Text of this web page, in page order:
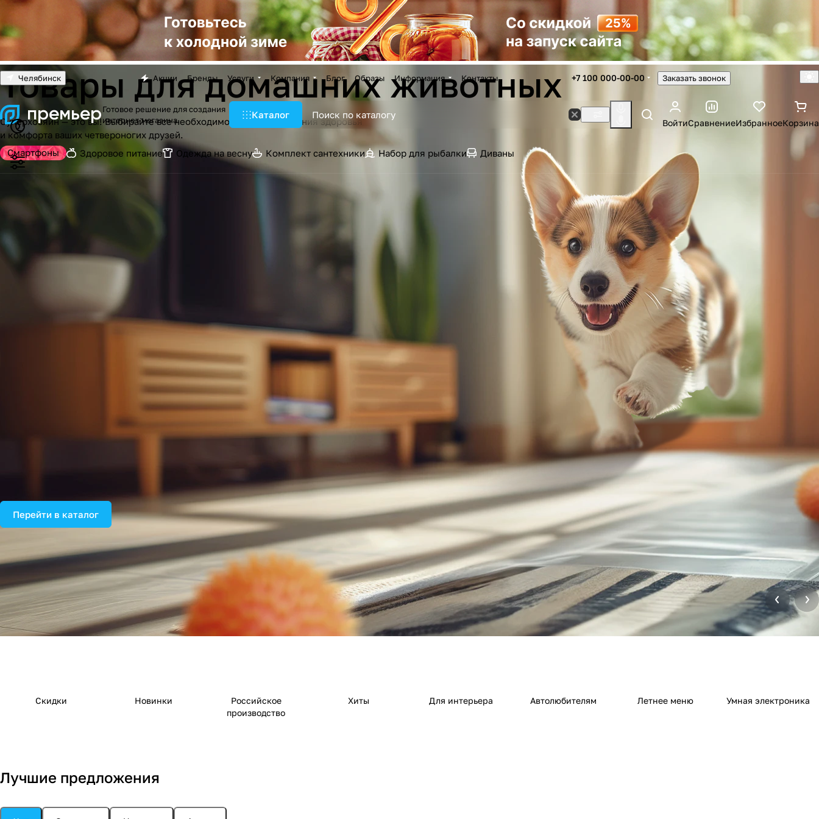
Челябинск Акции Бренды Услуги Компания Блог Образы Информация Контакты +7 100 000-00-00 Заказать звонок
Готовое решение для создания
интернет-магазина
Каталог
ВойтиСравнениеИзбранноеКорзина
Смартфоны Здоровое питание Одежда на весну Комплект сантехники Набор для рыбалки Диваны
Товары для домашних животных
Суперхозяин — это вы! Выбирайте все необходимое для поддержания здоровья
и комфорта ваших четвероногих друзей.
Перейти в каталог
Скидки Новинки
Российское
производство
Хиты Для интерьера Автолюбителям Летнее меню Умная электроника
Лучшие предложения